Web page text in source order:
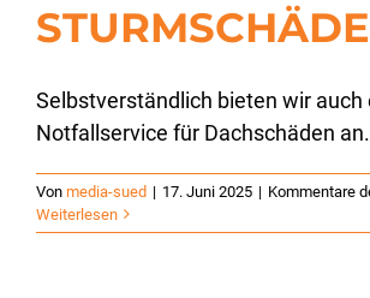
Selbstverständlich bieten wir auch
Notfallservice für Dachschäden
Von media-sued | 17. Juni 2025 | Kommentare
Weiterlesen